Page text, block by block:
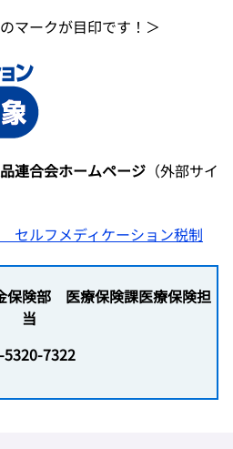
マークが目印です！＞
連合会ホームページ （外部サイ
セルフメディケーション税制
保険部 医療保険課医療保険担
当
5320-7322